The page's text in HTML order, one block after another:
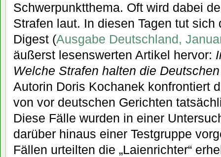
Schwerpunktthema. Oft wird dabei
Strafen laut. In diesen Tagen tut sich
Digest (Ausgabe Deutschland,
äußerst lesenswerten Artikel hervor:
Welche Strafen halten die
Autorin Doris Kochanek konfrontiert
von vor deutschen Gerichten
Diese Fälle wurden in einer
darüber hinaus einer Testgruppe
Fällen urteilten die „Laienrichter“